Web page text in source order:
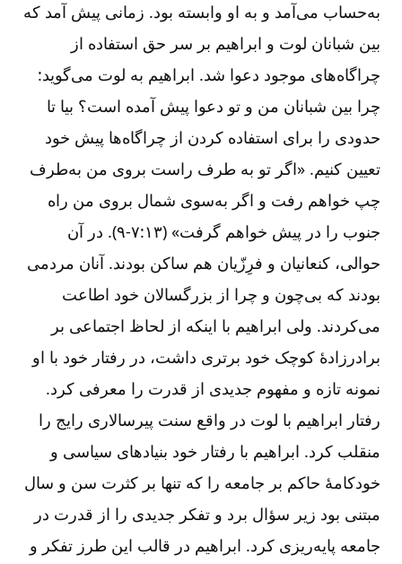
به‌حساب می‌آمد و به او وابسته بود. زمانی پیش آمد که
بین شبانان لوت و ابراهیم بر سر حق استفاده از
چراگاه‌های موجود دعوا شد. ابراهیم به لوت می‌گوید:
چرا بین شبانان من و تو دعوا پیش آمده است؟ بیا تا
حدودی را برای استفاده کردن از چراگاه‌ها پیش خود
تعیین کنیم. «اگر تو به طرف راست بروی من به‌طرف
چپ خواهم رفت و اگر به‌سوی شمال بروی من راه
جنوب را در پیش خواهم ‌گرفت» (۱۳:‏۷-‏‏‏۹). در آن
حوالی، کنعانیان و فرِزّیان هم ساکن بودند. آنان مردمی
بودند که بی‌چون و چرا از بزرگسالان خود اطاعت
می‌کردند. ولی ابراهیم با اینکه از لحاظ اجتماعی بر
برادرزادۀ کوچک خود برتری داشت، در رفتار خود با او
نمونه تازه و مفهوم جدیدی از قدرت را معرفی کرد.
رفتار ابراهیم با لوت در واقع سنت پیرسالاری رایج را
منقلب کرد. ابراهیم با رفتار خود بنیادهای سیاسی و
خودکامۀ حاکم بر جامعه را که تنها بر کثرت سن و سال
مبتنی بود زیر سؤال برد و تفکر جدیدی را از قدرت در
جامعه پایه‌ریزی کرد. ابراهیم در قالب این طرز تفکر و